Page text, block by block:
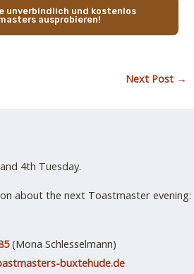
unverbindlich und kostenlos
ausprobieren!
Next Post →
4th Tuesday.
about the next Toastmaster evening:
(Mona Schlesselmann)
buxtehude.de